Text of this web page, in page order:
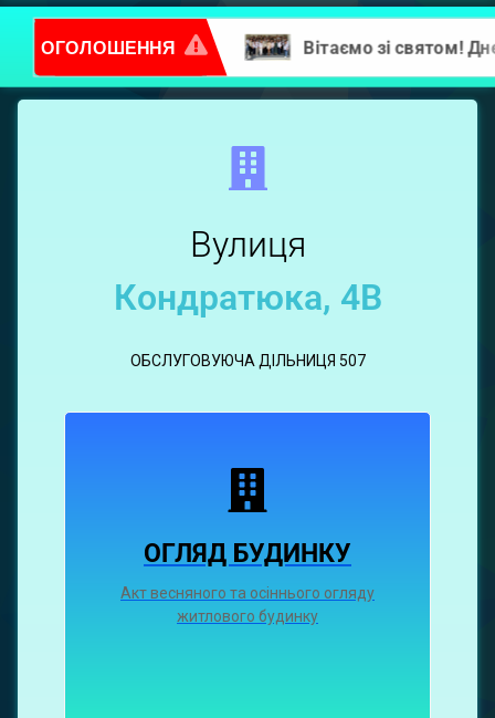
ОГОЛОШЕННЯ Повідомлення про надання послуг
Вулиця
Кондратюка, 4В
ОБСЛУГОВУЮЧА ДІЛЬНИЦЯ 507
ОГЛЯД БУДИНКУ
Акт весняного та осіннього огляду
житлового будинку